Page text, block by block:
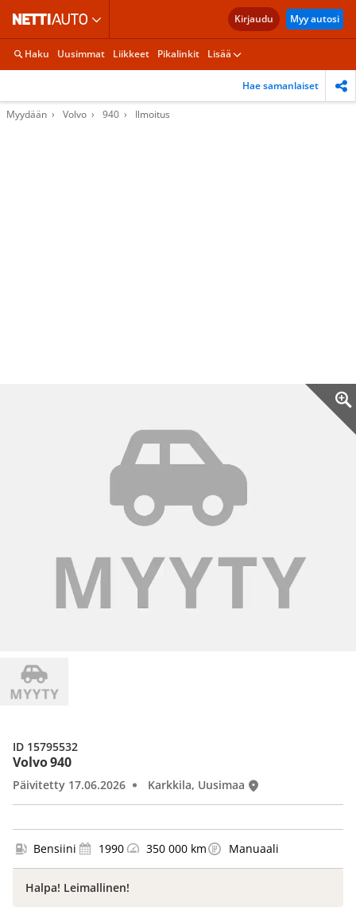
Kirjaudu Myy autosi
Haku Uusimmat Liikkeet Pikalinkit Lisää
Hae samanlaiset
Myydään Volvo 940 Ilmoitus
Volvo 940
Päivitetty 17.06.2026 Karkkila, Uusimaa
ID 15795532
Bensiini 1990 350 000 km Manuaali
Halpa! Leimallinen!